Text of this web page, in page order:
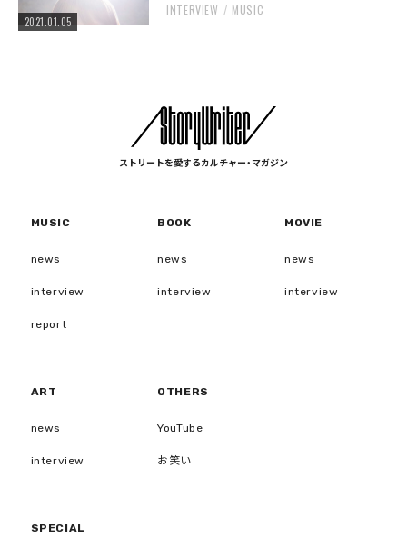
2021.01.05
INTERVIEW MUSIC
ストリートを愛するカルチャー・マガジン
MUSIC
news
interview
report
BOOK
news
interview
MOVIE
news
interview
ART
news
interview
OTHERS
YouTube
お笑い
SPECIAL